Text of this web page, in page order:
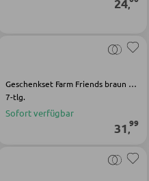
24,
Geschenkset Farm Friends braun Polypropylen
7-tlg.
Sofort verfügbar
31,99